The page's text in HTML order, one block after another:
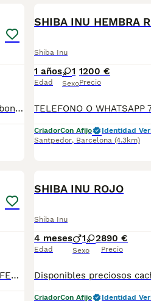
Preciosa hembra roja de Shiba Inu dispoble Centro Canino Vallbonica es mucho más que un centro de cría , es una familia comprometida con el bienestar animal y la cria responsable, por ello todos nuestros bebés nacen y se crían en nuestras instalaciones , asegurando así un correcto desarrollo y una magnífica socialización, consiguiendo en cada ejemplar un carácter juguetón y extrovertido algo primordial para su adaptación como un miembro más en tu familia . Se entregan con el carnet de vacunas con el plan correspondiente a su edad , desparasitados y microchip implantado y activado en registro de Anicom. Facilitamos junto al cachorro contrato de compra con garantías víricas de 15 días y congénitas de 1 año . Contamos con un gran equipo de profesionales entre los que se encuentran educadores, auxiliares y Veterinarios ofreciendo los controles sanitarios necesarios así como continua vigilancia asegurando su bienestar . Hacemos envíos a toda España con empresa de transporte privado, proporcionando un viaje confortable y ofreciendo las atenciones necesarias a nuestros bebés . Si estás interesado en alguno de nuestros ejemplares solicita información sin compromiso al 722269698 . También atendemos vía WhatsApp . PRECIO REAL ( incluye el IVA) . Núcleo zoológico B2501315
SHIBA INU HEMBRA
Shiba Inu
1 años
Edad
1
Sexo
1200 €
Precio
CriadorCon Afijo
Identidad
Santpedor, Barcelona (4.3km)
TELEFONO O WHATSAPP 722 490 760 Somos CRIADORES PROFESIONALES, CON NÚCLEO ZOOLÓGICO PROPIO. Seleccionamos para tener los mejores ejemplares tanto a nivel morfología como a nivel de salud y comportamiento. Nuestros cachorros crecen en un ambiente familiar, con unas condiciones higiénico-sanitarias excepcionales y totalmente socializados, tanto con otros animales como con las personas, para garantizar su bienestar animal. No dudes en consultar sobre disponibilidad de entrega, reserva y sus características, Nuestros cachorros se entregan: DESPARASITADOS INTERNA Y EXTERNAMENTE CON SUS VACUNAS AL DÍA CORRESPONDIENTES POR EDAD CARTILLA DE VACUNACIÓN Y GARANTIA COMPLETA DE SALUD ( VÍRICAS, GENÉTICAS Y HEREDITARIASñ) POR ESCRITO! PARA MAS INFORMACIÓN, FOTOS/VIDEOS O CONSULTAS LLAMANOS O ESCRIBENOS POR WHATSAPP AL 722 490 760 POSIBILIDAD DE ENTREGA PERSONALIZADA A DOMICILIO EN TODO EL TERRITORIO NACIONAL.
SHIBA INU ROJO
Shiba Inu
4 meses
Edad
1 2
Sexo
890 €
Precio
CriadorCon Afijo Identidad